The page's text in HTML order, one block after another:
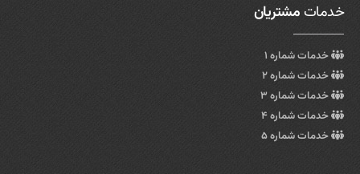
خدمات مشتریان
خدمات شماره ۱
خدمات شماره ۲
خدمات شماره ۳
خدمات شماره ۴
خدمات شماره ۵